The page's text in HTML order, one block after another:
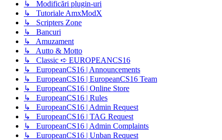
↳ Modificări plugin-uri
↳ Tutoriale AmxModX
↳ Scripters Zone
↳ Bancuri
↳ Amuzament
↳ Autto & Motto
↳ Classic ➪ EUROPEANCS16
↳ EuropeanCS16 | Announcements
↳ EuropeanCS16 | EuropeanCS16 Team
↳ EuropeanCS16 | Online Store
↳ EuropeanCS16 | Rules
↳ EuropeanCS16 | Admin Request
↳ EuropeanCS16 | TAG Request
↳ EuropeanCS16 | Admin Complaints
↳ EuropeanCS16 | Unban Request